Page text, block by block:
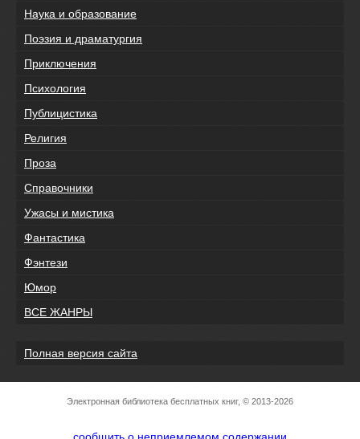
Наука и образование
Поэзия и драматургия
Приключения
Психология
Публицистика
Религия
Проза
Справочники
Ужасы и мистика
Фантастика
Фэнтези
Юмор
ВСЕ ЖАНРЫ
Полная версия сайта
Электронная библиотека бесплатных книг, © 2013-2026